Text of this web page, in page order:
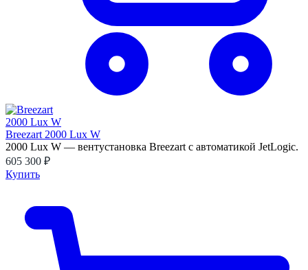
Breezart 2000 Lux W
2000 Lux W — вентустановка Breezart с автоматикой JetLogic.
605 300 ₽
Купить